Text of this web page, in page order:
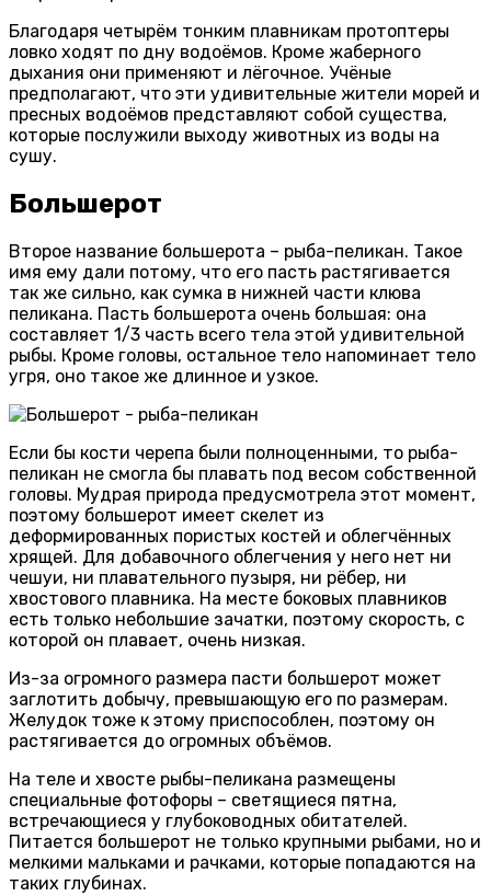
Благодаря четырём тонким плавникам протоптеры
ловко ходят по дну водоёмов. Кроме жаберного
дыхания они применяют и лёгочное. Учёные
предполагают, что эти удивительные жители морей и
пресных водоёмов представляют собой существа,
которые послужили выходу животных из воды на
сушу.
Большерот
Второе название большерота – рыба-пеликан. Такое
имя ему дали потому, что его пасть растягивается
так же сильно, как сумка в нижней части клюва
пеликана. Пасть большерота очень большая: она
составляет 1/3 часть всего тела этой удивительной
рыбы. Кроме головы, остальное тело напоминает тело
угря, оно такое же длинное и узкое.
Если бы кости черепа были полноценными, то рыба-
пеликан не смогла бы плавать под весом собственной
головы. Мудрая природа предусмотрела этот момент,
поэтому большерот имеет скелет из
деформированных пористых костей и облегчённых
хрящей. Для добавочного облегчения у него нет ни
чешуи, ни плавательного пузыря, ни рёбер, ни
хвостового плавника. На месте боковых плавников
есть только небольшие зачатки, поэтому скорость, с
которой он плавает, очень низкая.
Из-за огромного размера пасти большерот может
заглотить добычу, превышающую его по размерам.
Желудок тоже к этому приспособлен, поэтому он
растягивается до огромных объёмов.
На теле и хвосте рыбы-пеликана размещены
специальные фотофоры – светящиеся пятна,
встречающиеся у глубоководных обитателей.
Питается большерот не только крупными рыбами, но и
мелкими мальками и рачками, которые попадаются на
таких глубинах.